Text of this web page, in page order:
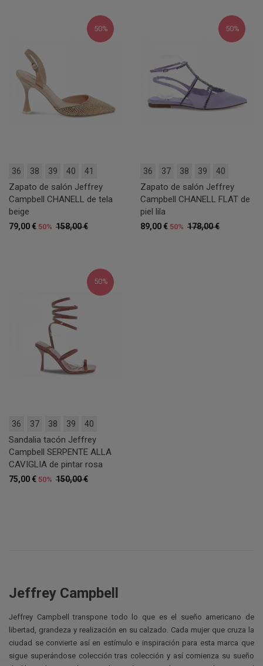
50%
36 38 39 40 41
Zapato de salón Jeffrey
Campbell CHANELL de tela
beige
158,00 €
79,00 € 50%
50%
36 37 38 39 40
Zapato de salón Jeffrey
Campbell CHANELL FLAT de
piel lila
178,00 €
89,00 € 50%
50%
36 37 38 39 40
Sandalia tacón Jeffrey
Campbell SERPENTE ALLA
CAVIGLIA de pintar rosa
150,00 €
75,00 € 50%
Jeffrey Campbell
Jeffrey Campbell transpone todo lo que es el sueño americano de
libertad, grandeza y realización en su calzado. Cada mujer que cruza la
ciudad se convierte así en estímulo e inspiración para esta marca que
sigue superándose colección tras colección y así comienza su sueño